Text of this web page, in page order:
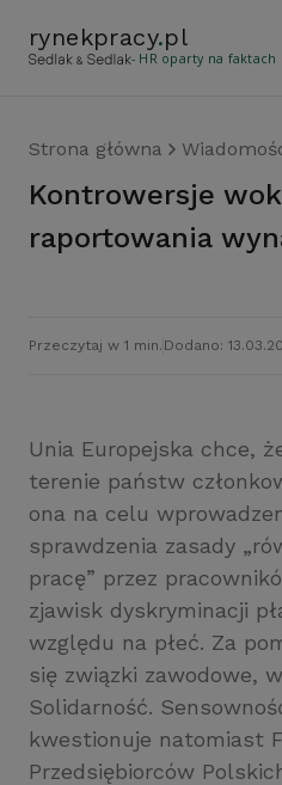
rynekpracy.pl
- HR oparty na faktach
Strona główna
Kontrowersje wokół obowiązku
raportowania
Przeczytaj w 1 min. Dodano:
Unia Europejska chce,
terenie państw
ona na celu
sprawdzenia zasady
pracę” przez
zjawisk dyskryminacji
względu na płeć. Za
się związki zawodowe,
Solidarność.
kwestionuje natomiast
Przedsiębiorców